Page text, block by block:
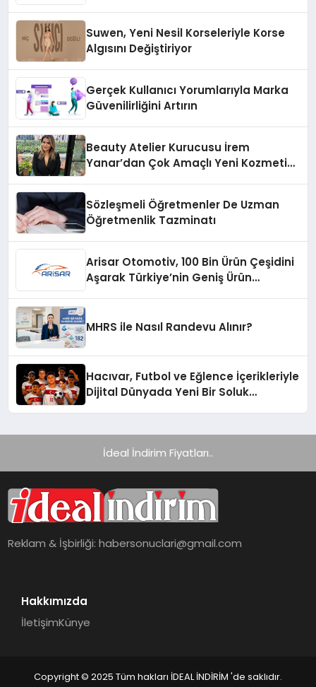
Suwen, Yeni Nesil Korseleriyle Korse
Algısını Değiştiriyor
Gerçek Kullanıcı Yorumlarıyla Marka
Güvenilirliğini Artırın
Beauty Atelier Kurucusu İrem
Yanar’dan Çok Amaçlı Yeni Kozmetik
Sözleşmeli Öğretmenler De Uzman
Öğretmenlik Tazminatı
Arisar Otomotiv, 100 Bin Ürün Çeşidini
Aşarak Türkiye’nin Geniş Ürün
MHRS ile Nasıl Randevu Alınır?
Hacıvar, Futbol ve Eğlence İçerikleriyle
Dijital Dünyada Yeni Bir Soluk
İdeal İndirim Fiyatları..
Reklam & İşbirliği:habersonuclari@gmail.com
Hakkımızda
İletişimKünye
Copyright © 2025 Tüm hakları İDEAL İNDİRİM 'de saklıdır.